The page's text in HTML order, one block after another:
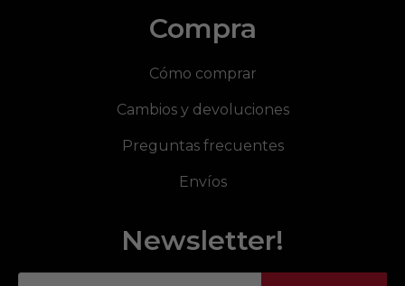
Compra
Cómo comprar
Cambios y devoluciones
Preguntas frecuentes
Envíos
Newsletter!